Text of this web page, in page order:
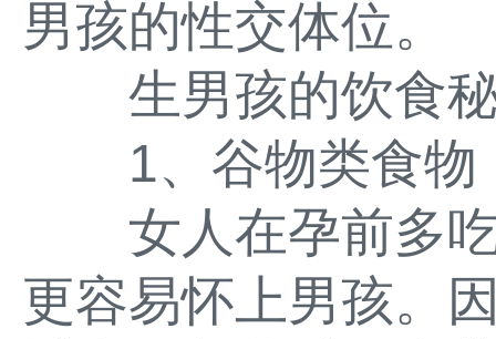
男孩的性交体位。
生男孩的饮食
1、谷物类食物
女人在孕前多吃
更容易怀上男孩。